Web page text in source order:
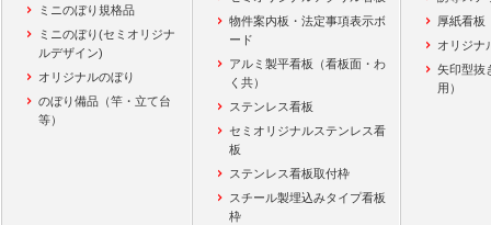
ミニのぼり規格品
ミニのぼり(セミオリジナ
ルデザイン)
オリジナルのぼり
のぼり備品（竿・立て台
等）
物件案内板・法定事項表示ボ
ード
アルミ製平看板（看板面・わ
く共）
ステンレス看板
セミオリジナルステンレス看
板
ステンレス看板取付枠
スチール製埋込みタイプ看板
枠
厚紙看板
オリジナ
矢印型抜
用）